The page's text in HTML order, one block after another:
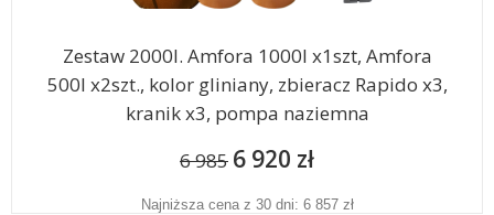
Zestaw 2000l. Amfora 1000l x1szt, Amfora
500l x2szt., kolor gliniany, zbieracz Rapido x3,
kranik x3, pompa naziemna
6 985 6 920 zł
Najniższa cena z 30 dni: 6 857 zł